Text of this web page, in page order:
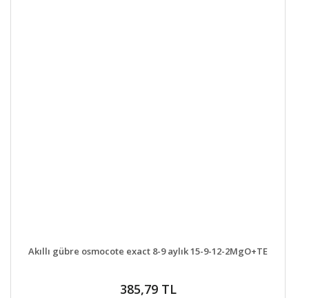
DETAYLAR SEPETE EKLE
Akıllı gübre osmocote exact 8-9 aylık 15-9-12-2MgO+TE
385,79 TL